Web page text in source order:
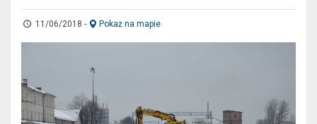
11/06/2018 - Pokaż na mapie